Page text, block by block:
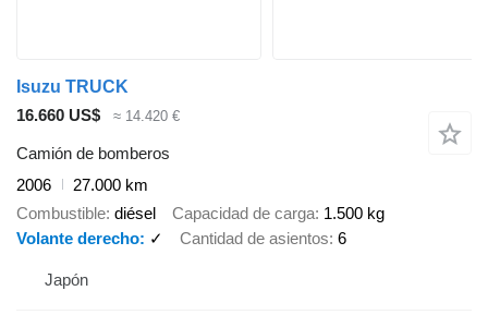
Isuzu TRUCK
16.660 US$
≈ 14.420 €
Camión de bomberos
2006
27.000 km
Combustible diésel Capacidad de carga 1.500 kg
Volante derecho
✓ Cantidad de asientos 6
Japón